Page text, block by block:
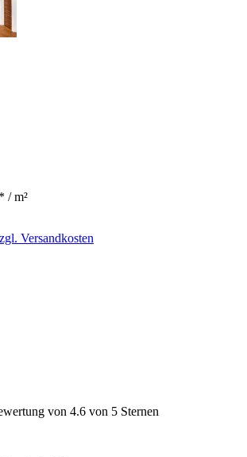
/ m²
Versandkosten
von 4.6 von 5 Sternen